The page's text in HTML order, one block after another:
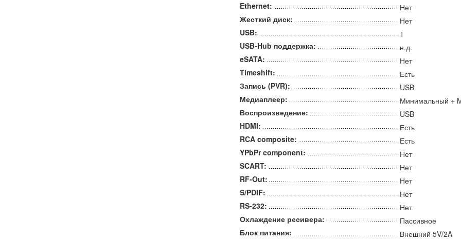
Ethernet:
Нет
Жесткий диск:
Нет
USB:
1
USB-Hub поддержка:
н.д.
eSATA:
Нет
Timeshift:
Есть
Запись (PVR):
USB
Медиаплеер:
Минимальный +
Воспроизведение:
USB
HDMI:
Есть
RCA composite:
Есть
YPbPr component:
Нет
SCART:
Нет
RF-Out:
Нет
S/PDIF:
Нет
RS-232:
Нет
Охлаждение ресивера:
Пассивное
Блок питания:
Внешний 5V/2A